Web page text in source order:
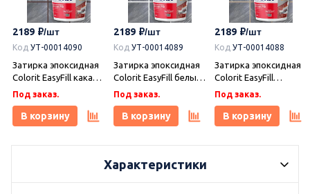
2189
Код УТ-00014090
Затирка эпоксидная
Colorit EasyFill какао 1
кг, Плитонит
Под заказ.
В корзину
2189
Код УТ-00014089
Затирка эпоксидная
Colorit EasyFill белый
1 кг, Плитонит
Под заказ.
В корзину
2189
Код УТ-00014088
Затирка эпоксидная
Colorit EasyFill
бежевый 1 кг,
Плитонит
Под заказ.
В корзину
Характеристики